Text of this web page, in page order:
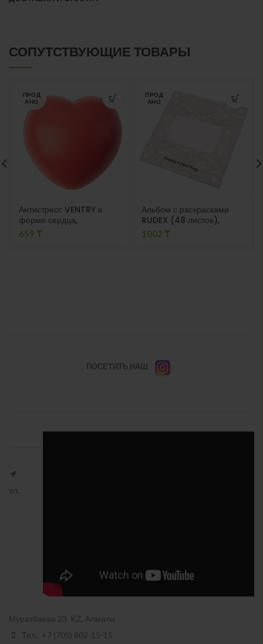
СОПУТСТВУЮЩИЕ ТОВАРЫ
ПРОД
АНО
Антистресс VENTRY в
форме сердца,
полиуретан, красный
659 ₸
ПРОД
АНО
Альбом с раскрасками
RUDEX (48 листов),
15х15х0.7 см, картон,
бумага
1002 ₸
ПОСЕТИТЬ НАШ
ул.
Муратбаева 23, KZ, Алматы
Тел.: +7 (705) 802-15-15